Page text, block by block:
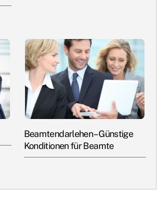
Beamtendarlehen – Günstige
Konditionen für Beamte